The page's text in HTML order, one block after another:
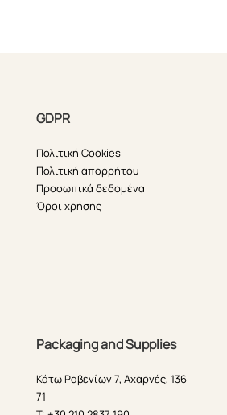
GDPR
Πολιτική Cookies
Πολιτική απορρήτου
Προσωπικά δεδομένα
Όροι χρήσης
Packaging and Supplies
Κάτω Ραβενίων 7, Αχαρνές, 136
71